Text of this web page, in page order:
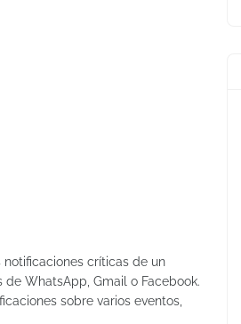
notificaciones críticas de un
WhatsApp, Gmail o Facebook.
sobre varios eventos,